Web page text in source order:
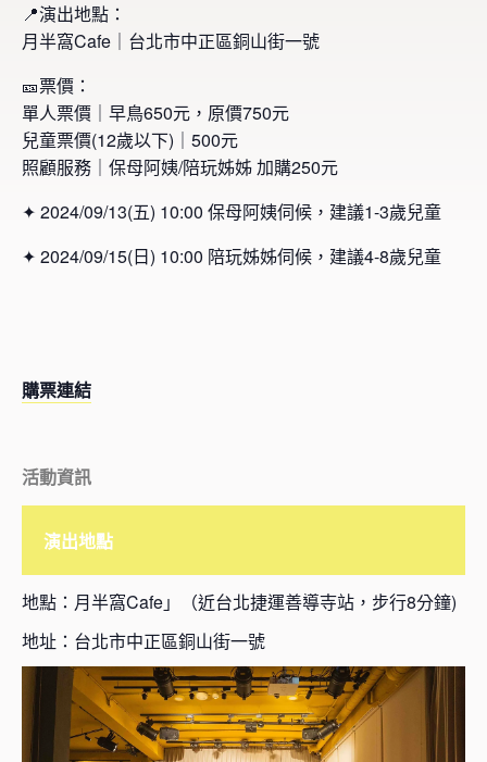
📍演出地點：
月半窩Cafe｜台北市中正區銅山街一號
🎫票價：
單人票價｜早鳥650元，原價750元
兒童票價(12歲以下)｜500元
照顧服務｜保母阿姨/陪玩姊姊 加購250元
✦ 2024/09/13(五) 10:00 保母阿姨伺候，建議1-3歲兒童
✦ 2024/09/15(日) 10:00 陪玩姊姊伺候，建議4-8歲兒童
購票連結
活動資訊
演出地點
地點：月半窩Cafe」（近台北捷運善導寺站，步行8分鐘)
地址：台北市中正區銅山街一號